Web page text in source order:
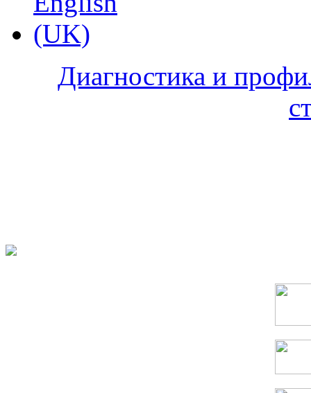
Диагностика и